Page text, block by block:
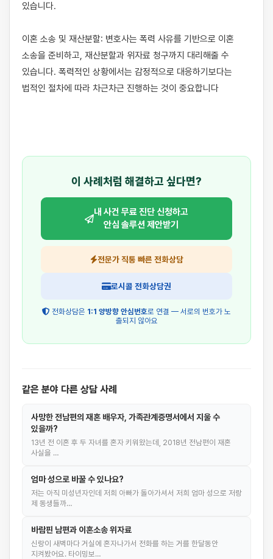
있습니다.
이혼 소송 및 재산분할: 변호사는 폭력 사유를 기반으로 이혼
소송을 준비하고, 재산분할과 위자료 청구까지 대리해줄 수
있습니다. 폭력적인 상황에서는 감정적으로 대응하기보다는
법적인 절차에 따라 차근차근 진행하는 것이 중요합니다
이 사례처럼 해결하고 싶다면?
내 사건 무료 진단 신청하고
안심 솔루션 제안받기
전문가 직통 빠른 전화상담
로시콜 전화상담권
전화상담은 1:1 양방향 안심번호로 연결 — 서로의 번호가 노
출되지 않아요
같은 분야 다른 상담 사례
사망한 전남편의 재혼 배우자, 가족관계증명서에서 지울 수
있을까?
13년 전 이혼 후 두 자녀를 혼자 키워왔는데, 2018년 전남편이 재혼
사실을 …
엄마 성으로 바꿀 수 있나요?
저는 아직 미성년자인데 저희 아빠가 돌아가셔서 저희 엄마 성으로 저랑
제 동생들까…
바람핀 남편과 이혼소송 위자료
신랑이 새벽마다 거실에 혼자나가서 전화를 하는 거를 한달동안
지켜봤어요. 타이밍보…